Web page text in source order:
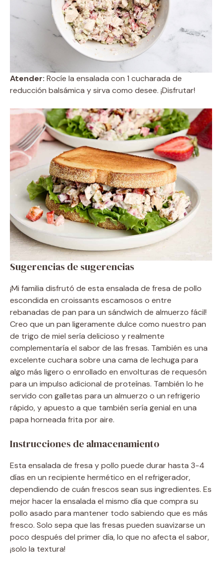
Atender: Rocíe la ensalada con 1 cucharada de
reducción balsámica y sirva como desee. ¡Disfrutar!
Sugerencias de sugerencias
¡Mi familia disfrutó de esta ensalada de fresa de pollo
escondida en croissants escamosos o entre
rebanadas de pan para un sándwich de almuerzo fácil!
Creo que un pan ligeramente dulce como nuestro pan
de trigo de miel sería delicioso y realmente
complementaría el sabor de las fresas. También es una
excelente cuchara sobre una cama de lechuga para
algo más ligero o enrollado en envolturas de requesón
para un impulso adicional de proteínas. También lo he
servido con galletas para un almuerzo o un refrigerio
rápido, y apuesto a que también sería genial en una
papa horneada frita por aire.
Instrucciones de almacenamiento
Esta ensalada de fresa y pollo puede durar hasta 3-4
días en un recipiente hermético en el refrigerador,
dependiendo de cuán frescos sean sus ingredientes. Es
mejor hacer la ensalada el mismo día que compra su
pollo asado para mantener todo sabiendo que es más
fresco. Solo sepa que las fresas pueden suavizarse un
poco después del primer día, lo que no afecta el sabor,
¡solo la textura!